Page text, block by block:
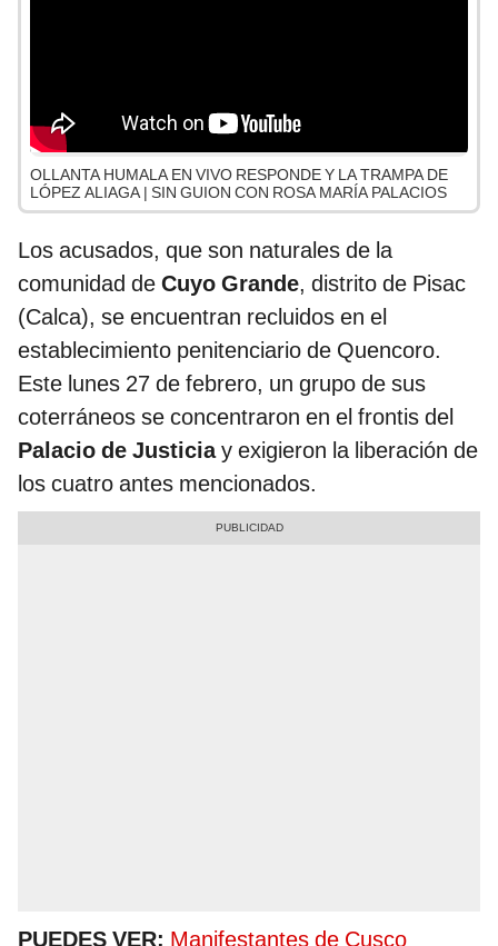
OLLANTA HUMALA EN VIVO RESPONDE Y LA TRAMPA DE
LÓPEZ ALIAGA | SIN GUION CON ROSA MARÍA PALACIOS
Los acusados, que son naturales de la
comunidad de Cuyo Grande, distrito de Pisac
(Calca), se encuentran recluidos en el
establecimiento penitenciario de Quencoro.
Este lunes 27 de febrero, un grupo de sus
coterráneos se concentraron en el frontis del
Palacio de Justiciay exigieron la liberación de
los cuatro antes mencionados.
PUEDES VER: Manifestantes de Cusco